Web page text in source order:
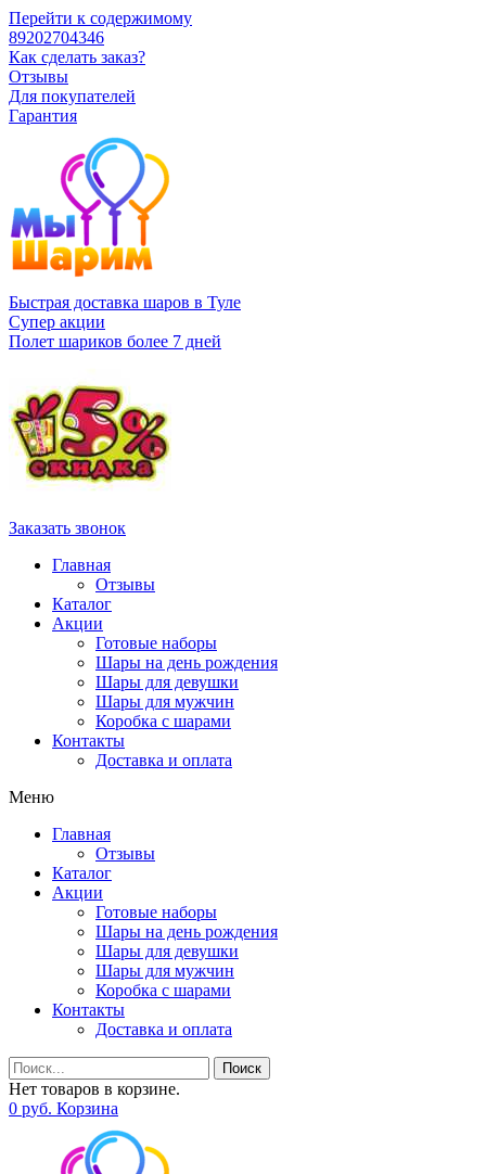
Перейти к содержимому
89202704346
Как сделать заказ?
Отзывы
Для покупателей
Гарантия
Быстрая доставка шаров в Туле
Супер акции
Полет шариков более 7 дней
Заказать звонок
Главная
Отзывы
Каталог
Акции
Готовые наборы
Шары на день рождения
Шары для девушки
Шары для мужчин
Коробка с шарами
Контакты
Доставка и оплата
Меню
Главная
Отзывы
Каталог
Акции
Готовые наборы
Шары на день рождения
Шары для девушки
Шары для мужчин
Коробка с шарами
Контакты
Доставка и оплата
Поиск
Нет товаров в корзине.
0 руб. Корзина